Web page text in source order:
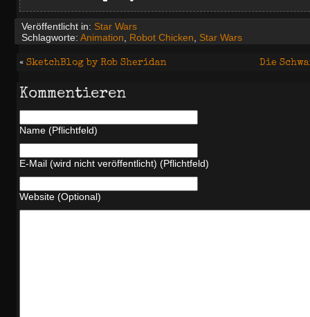
Veröffentlicht in: Star Wars
Schlagworte: Animation Robot Chicken Star Wars
« SketchBlog by Rob Sheridan Die
Kommentieren
Name (Pflichtfeld)
E-Mail (wird nicht veröffentlicht) (Pflichtfeld)
Website (Optional)